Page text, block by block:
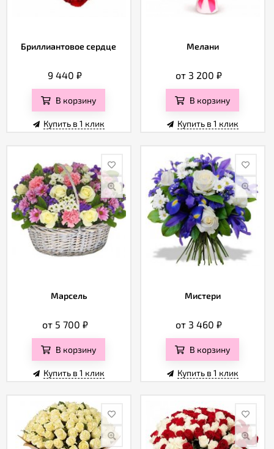
Бриллиантовое сердце
9 440₽
В корзину
Купить в 1 клик
Мелани
от 3 200₽
В корзину
Купить в 1 клик
Марсель
от 5 700 ₽
В корзину
Купить в 1 клик
Мистери
от 3 460₽
В корзину
Купить в 1 клик